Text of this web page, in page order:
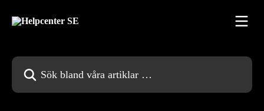
Sök bland våra artiklar …